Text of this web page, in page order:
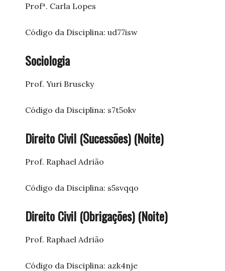
Profª. Carla Lopes
Código da Disciplina: ud77isw
Sociologia
Prof. Yuri Bruscky
Código da Disciplina: s7t5okv
Direito Civil (Sucessões) (Noite)
Prof. Raphael Adrião
Código da Disciplina: s5svqqo
Direito Civil (Obrigações) (Noite)
Prof. Raphael Adrião
Código da Disciplina: azk4nje